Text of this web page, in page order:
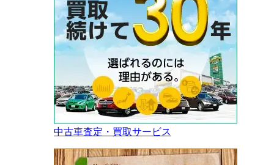
中古車査定・買取サービス